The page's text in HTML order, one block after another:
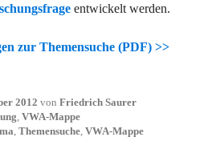
entwickelt werden.
zur Themensuche (PDF) >>
2012 von Friedrich Saurer
, VWA-Mappe
, Themensuche, VWA-Mappe